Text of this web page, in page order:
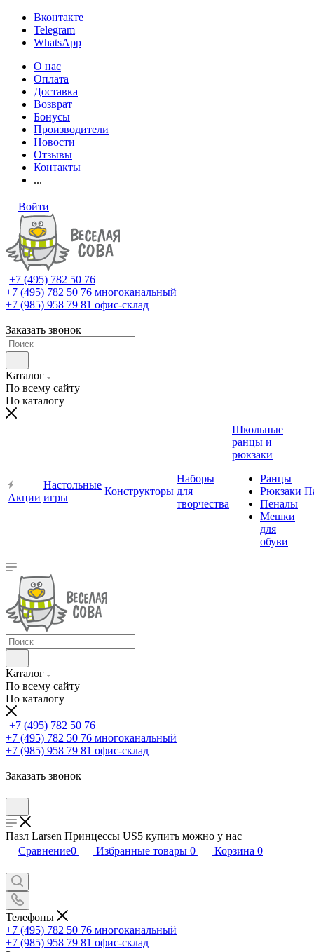
Вконтакте
Telegram
WhatsApp
О нас
Оплата
Доставка
Возврат
Бонусы
Производители
Новости
Отзывы
Контакты
...
Войти
+7 (495) 782 50 76
+7 (495) 782 50 76 многоканальный
+7 (985) 958 79 81 офис-склад
Заказать звонок
Каталог
По всему сайту
По каталогу
Акции
Настольные
игры
Конструкторы
Наборы
для
творчества
Школьные
ранцы и
рюкзаки
Ранцы
Рюкзаки
Пеналы
Мешки
для
обуви
Каталог
По всему сайту
По каталогу
+7 (495) 782 50 76
+7 (495) 782 50 76 многоканальный
+7 (985) 958 79 81 офис-склад
Заказать звонок
Пазл Larsen Принцессы US5 купить можно у нас
Сравнение0 Избранные товары 0 Корзина 0
Телефоны
+7 (495) 782 50 76 многоканальный
+7 (985) 958 79 81 офис-склад